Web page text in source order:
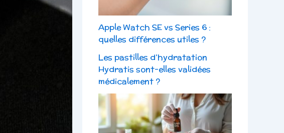
Apple Watch SE vs Series 6 :
quelles différences utiles ?
Les pastilles d’hydratation
Hydratis sont-elles validées
médicalement ?